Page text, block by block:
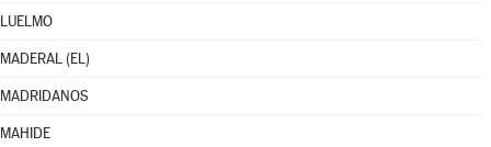
LUELMO
MADERAL (EL)
MADRIDANOS
MAHIDE